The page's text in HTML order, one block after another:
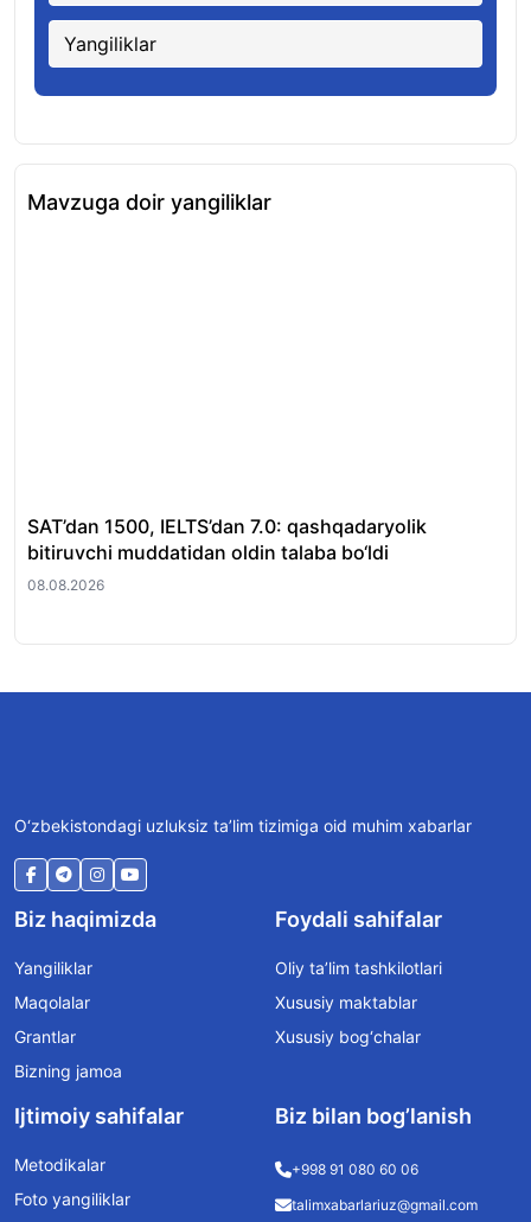
Yangiliklar
Mavzuga doir yangiliklar
SAT’dan 1500, IELTS’dan 7.0: qashqadaryolik
bitiruvchi muddatidan oldin talaba bo‘ldi
08.08.2026
O‘zbekistondagi uzluksiz ta’lim tizimiga oid muhim xabarlar
Biz haqimizda
Yangiliklar
Maqolalar
Grantlar
Bizning jamoa
Foydali sahifalar
Oliy ta’lim tashkilotlari
Xususiy maktablar
Xususiy bog‘chalar
Ijtimoiy sahifalar
Metodikalar
Foto yangiliklar
Biz bilan bog’lanish
+998 91 080 60 06
talimxabarlariuz@gmail.com